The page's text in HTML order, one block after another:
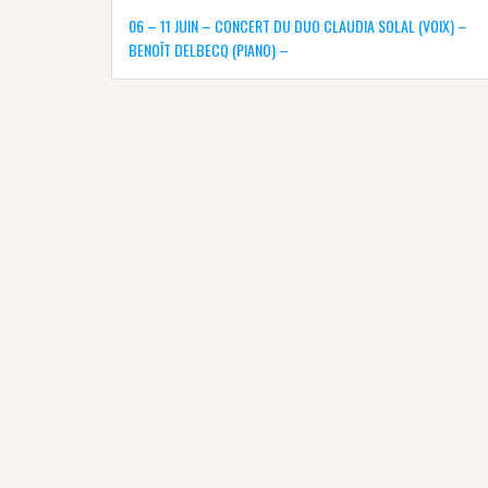
Navigation
l’article
06 – 11 JUIN – CONCERT DU DUO CLAUDIA SOLAL (VOIX) –
BENOÎT DELBECQ (PIANO) –